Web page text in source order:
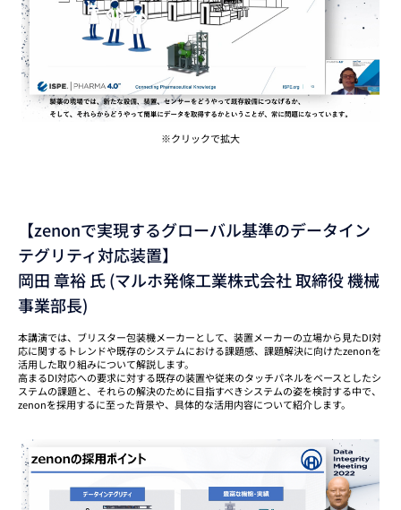
※クリックで拡大
【zenonで実現するグローバル基準のデータイン
テグリティ対応装置】
岡田 章裕 氏 (マルホ発條工業株式会社 取締役 機械
事業部長)
本講演では、ブリスター包装機メーカーとして、装置メーカーの立場から見たDI対
応に関するトレンドや既存のシステムにおける課題感、課題解決に向けたzenonを
活用した取り組みについて解説します。
高まるDI対応への要求に対する既存の装置や従来のタッチパネルをベースとしたシ
ステムの課題と、それらの解決のために目指すべきシステムの姿を検討する中で、
zenonを採用するに至った背景や、具体的な活用内容について紹介します。